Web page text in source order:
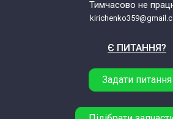
Тимчасово не
Є ПИТАННЯ?
Задати питання